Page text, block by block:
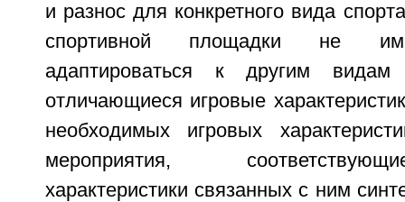
и разнос для конкретного вида
спортивной площадки не
адаптироваться к другим
отличающиеся игровые
необходимых игровых
мероприятия,
характеристики связанных с ним